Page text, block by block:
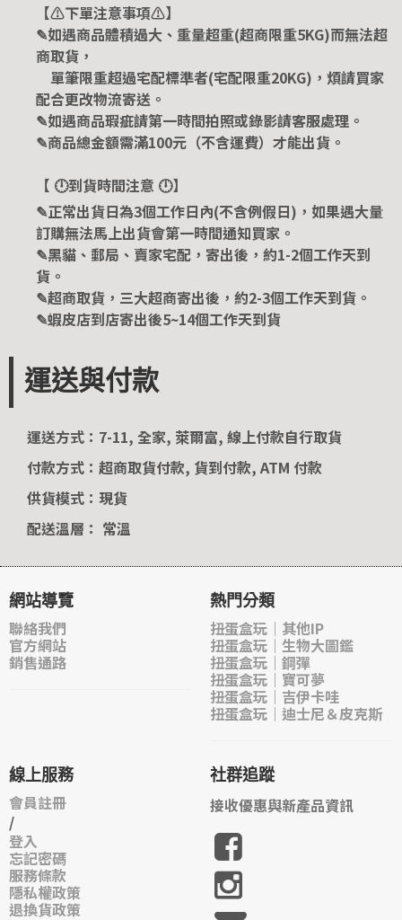
【⚠️下單注意事項⚠️】
✎如遇商品體積過大、重量超重(超商限重5KG)而無法超
商取貨，
單筆限重超過宅配標準者(宅配限重20KG)，煩請買家
配合更改物流寄送。
✎如遇商品瑕疵請第一時間拍照或錄影請客服處理。
✎商品總金額需滿100元（不含運費）才能出貨。
【 🕛到貨時間注意 🕛】
✎正常出貨日為3個工作日內(不含例假日)，如果遇大量
訂購無法馬上出貨會第一時間通知買家。
✎黑貓、郵局、賣家宅配，寄出後，約1-2個工作天到
貨。
✎超商取貨，三大超商寄出後，約2-3個工作天到貨。
✎蝦皮店到店寄出後5~14個工作天到貨
運送與付款
運送方式：7-11, 全家, 萊爾富, 線上付款自行取貨
付款方式：超商取貨付款, 貨到付款, ATM 付款
供貨模式：現貨
配送溫層： 常溫
網站導覽
聯絡我們
官方網站
銷售通路
熱門分類
扭蛋盒玩｜其他IP
扭蛋盒玩｜生物大圖鑑
扭蛋盒玩｜鋼彈
扭蛋盒玩｜寶可夢
扭蛋盒玩｜吉伊卡哇
扭蛋盒玩｜迪士尼＆皮克斯
線上服務
會員註冊
/
登入
忘記密碼
服務條款
隱私權政策
退換貨政策
社群追蹤
接收優惠與新產品資訊